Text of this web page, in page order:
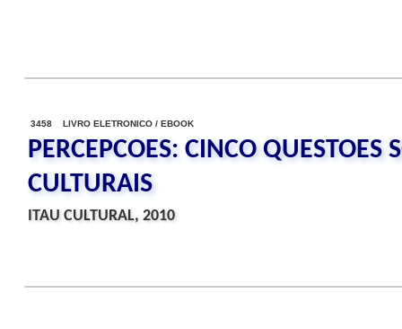
3458 LIVRO ELETRONICO / EBOOK
PERCEPCOES: CINCO QUESTOES
CULTURAIS
ITAU CULTURAL, 2010